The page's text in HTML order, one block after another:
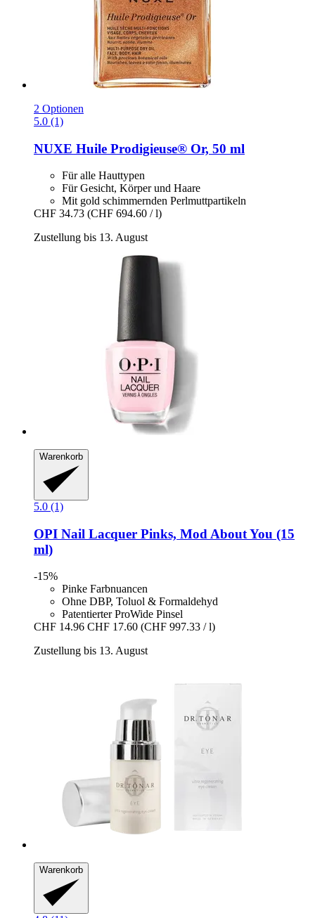
2 Optionen
5.0 (1)
NUXE Huile Prodigieuse® Or, 50 ml
Für alle Hauttypen
Für Gesicht, Körper und Haare
Mit gold schimmernden Perlmuttpartikeln
CHF 34.73 (CHF 694.60 / l)
Zustellung bis 13. August
Warenkorb
5.0 (1)
OPI Nail Lacquer Pinks, Mod About You (15
ml)
-15%
Pinke Farbnuancen
Ohne DBP, Toluol & Formaldehyd
Patentierter ProWide Pinsel
CHF 14.96 CHF 17.60 (CHF 997.33 / l)
Zustellung bis 13. August
Warenkorb